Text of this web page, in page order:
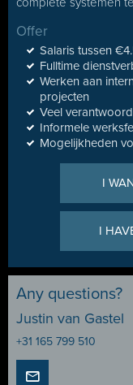
Offer
Salaris tussen
Fulltime
Werken aan
projecten
Veel
Informele
Mogelijkheden
I
I
Any questions?
Justin van Gastel
+31 165 799 510